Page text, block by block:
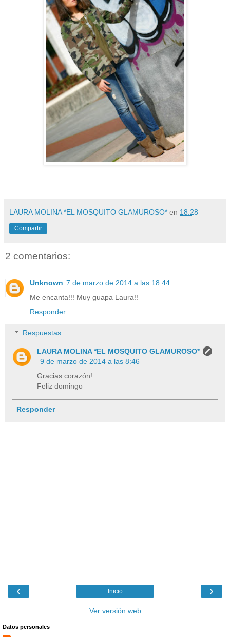
LAURA MOLINA *EL MOSQUITO GLAMUROSO* en 18:28
Compartir
2 comentarios:
Unknown 7 de marzo de 2014 a las 18:44
Me encanta!!! Muy guapa Laura!!
Responder
Respuestas
LAURA MOLINA *EL MOSQUITO GLAMUROSO*
9 de marzo de 2014 a las 8:46
Gracias corazón!
Feliz domingo
Responder
‹ ›
Inicio
Ver versión web
Datos personales